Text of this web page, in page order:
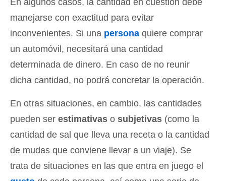
En algunos casos, la cantidad en cuestión debe
manejarse con exactitud para evitar
inconvenientes. Si una persona quiere comprar
un automóvil, necesitará una cantidad
determinada de dinero. En caso de no reunir
dicha cantidad, no podrá concretar la operación.
En otras situaciones, en cambio, las cantidades
pueden ser estimativas o subjetivas (como la
cantidad de sal que lleva una receta o la cantidad
de mudas que conviene llevar a un viaje). Se
trata de situaciones en las que entra en juego el